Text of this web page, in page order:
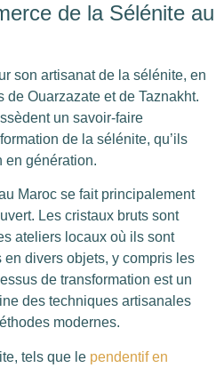
de la Sélénite au
son artisanat de la sélénite, en
Ouarzazate et de Taznakht.
un savoir-faire
de la sélénite, qu’ils
en génération.
Maroc se fait principalement
Les cristaux bruts sont
ateliers locaux où ils sont
divers objets, y compris les
de transformation est un
des techniques artisanales
modernes.
tels que le pendentif en